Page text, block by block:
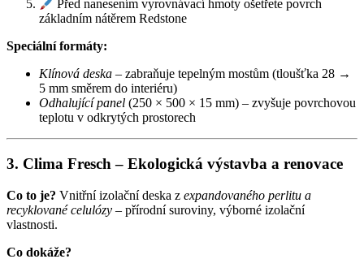
Před nanesením vyrovnávací hmoty ošetřete povrch
základním nátěrem Redstone
Speciální formáty:
Klínová deska – zabraňuje tepelným mostům (tloušťka 28 →
5 mm směrem do interiéru)
Odhalující panel (250 × 500 × 15 mm) – zvyšuje povrchovou
teplotu v odkrytých prostorech
3. Clima Fresch – Ekologická výstavba a renovace
Co to je? Vnitřní izolační deska z expandovaného perlitu a
recyklované celulózy – přírodní suroviny, výborné izolační
vlastnosti.
Co dokáže?